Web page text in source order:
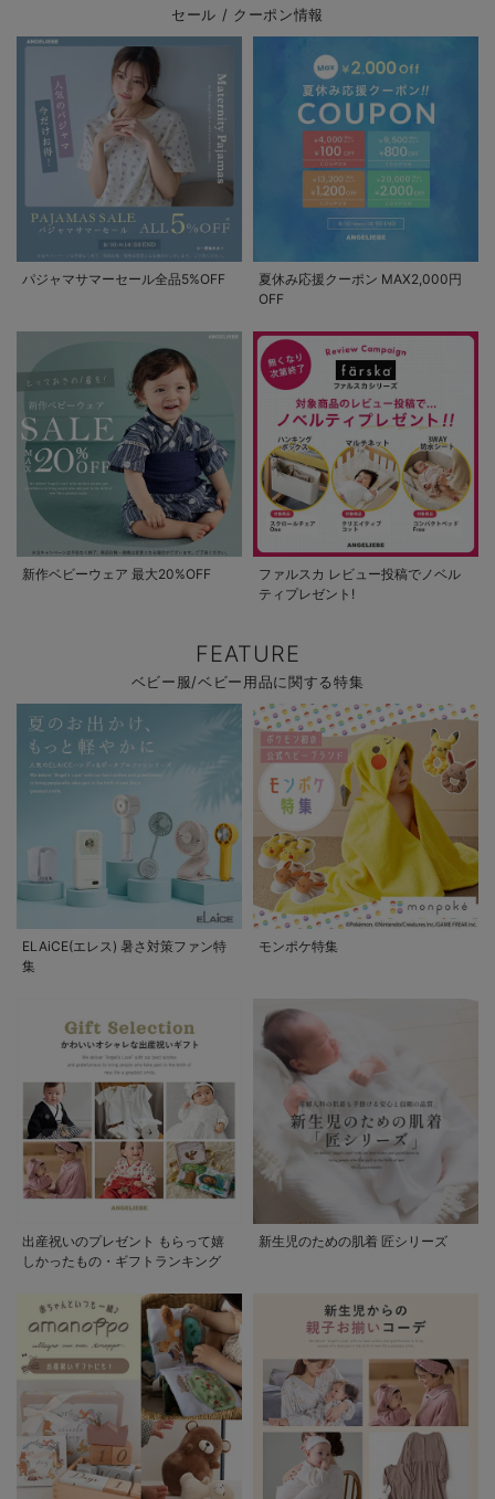
セール / クーポン情報
パジャマサマーセール全品5%OFF
夏休み応援クーポン MAX2,000円
OFF
新作ベビーウェア 最大20%OFF
ファルスカ レビュー投稿でノベル
ティプレゼント!
FEATURE
ベビー服/ベビー用品に関する特集
ELAiCE(エレス) 暑さ対策ファン特
集
モンポケ特集
出産祝いのプレゼント もらって嬉
しかったもの・ギフトランキング
新生児のための肌着 匠シリーズ